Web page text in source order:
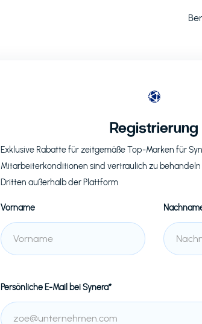
Registrierung
Exklusive Rabatte für zeitgemäße Top-Marken für
Mitarbeiterkonditionen sind vertraulich zu
Dritten außerhalb der Plattform
Vorname
Persönliche E-Mail beiSynera*